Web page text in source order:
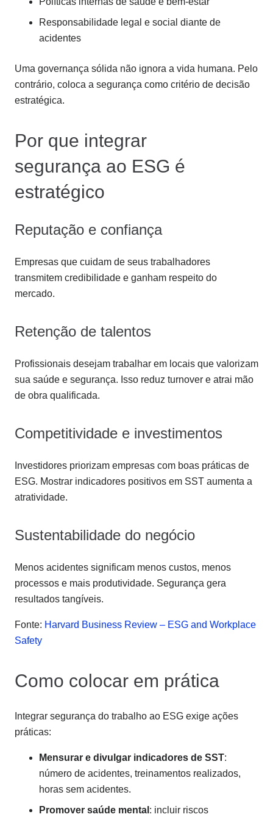
Responsabilidade legal e social diante de
acidentes
Uma governança sólida não ignora a vida humana. Pelo
contrário, coloca a segurança como critério de decisão
estratégica.
Por que integrar
segurança ao ESG é
estratégico
Reputação e confiança
Empresas que cuidam de seus trabalhadores
transmitem credibilidade e ganham respeito do
mercado.
Retenção de talentos
Profissionais desejam trabalhar em locais que valorizam
sua saúde e segurança. Isso reduz turnover e atrai mão
de obra qualificada.
Competitividade e investimentos
Investidores priorizam empresas com boas práticas de
ESG. Mostrar indicadores positivos em SST aumenta a
atratividade.
Sustentabilidade do negócio
Menos acidentes significam menos custos, menos
processos e mais produtividade. Segurança gera
resultados tangíveis.
Fonte: Harvard Business Review – ESG and Workplace
Safety
Como colocar em prática
Integrar segurança do trabalho ao ESG exige ações
práticas:
Mensurar e divulgar indicadores de SST:
número de acidentes, treinamentos realizados,
horas sem acidentes.
Promover saúde mental : incluir riscos